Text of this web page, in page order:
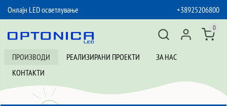
Онлајн LED осветлување
+38925206800
ПРОИЗВОДИ РЕАЛИЗИРАНИ ПРОЕКТИ
ЗА НАС
КОНТАКТИ
0